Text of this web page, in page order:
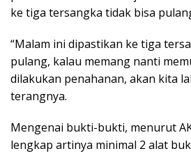
ke tiga tersangka tidak bisa
“Malam ini dipastikan ke tiga
pulang, kalau memang nanti
dilakukan penahanan, akan kita
terangnya.
Mengenai bukti-bukti, menurut
lengkap artinya minimal 2 alat